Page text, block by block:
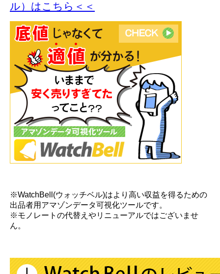
ル）はこちら＜＜
※WatchBell(ウォッチベル)はより高い収益を得るための
出品者用アマゾンデータ可視化ツールです。
※モノレートの代替えやリニューアルではございませ
ん。